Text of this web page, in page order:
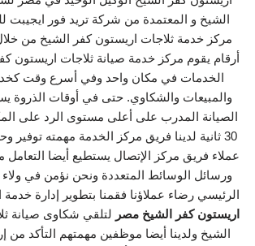
الشيخ و المعتمدة من شركة تريد فور ايجيبت
مركز خدمة ثلاجات اريستون كفر الشيخ من
أرقام يقوم مركز خدمة صيانة ثلاجات اريستون
الخدمات في مكان واحد وفي أسرع وقت
والمبيعات والشكاوي. حتى في أوقات الذروة
الصيانة المدرب على أعلى مستوى الرد على
30 ثانية لدينا فريق مركز الخدمة مهمته
عملاء فريق مركز الإتصال يستطيع أيضا التعامل
ورسائل الوسائط المتعددة ونحن نؤمن في ولاء
الرئيسي رضاء عملاؤنا فقمنا بتطوير إدارة خدمة
اريستون كفر الشيخ مصر لتلقي شكاوى صيانة
الشيخ ولدينا أيضا موظفين مهمتهم التأكد من